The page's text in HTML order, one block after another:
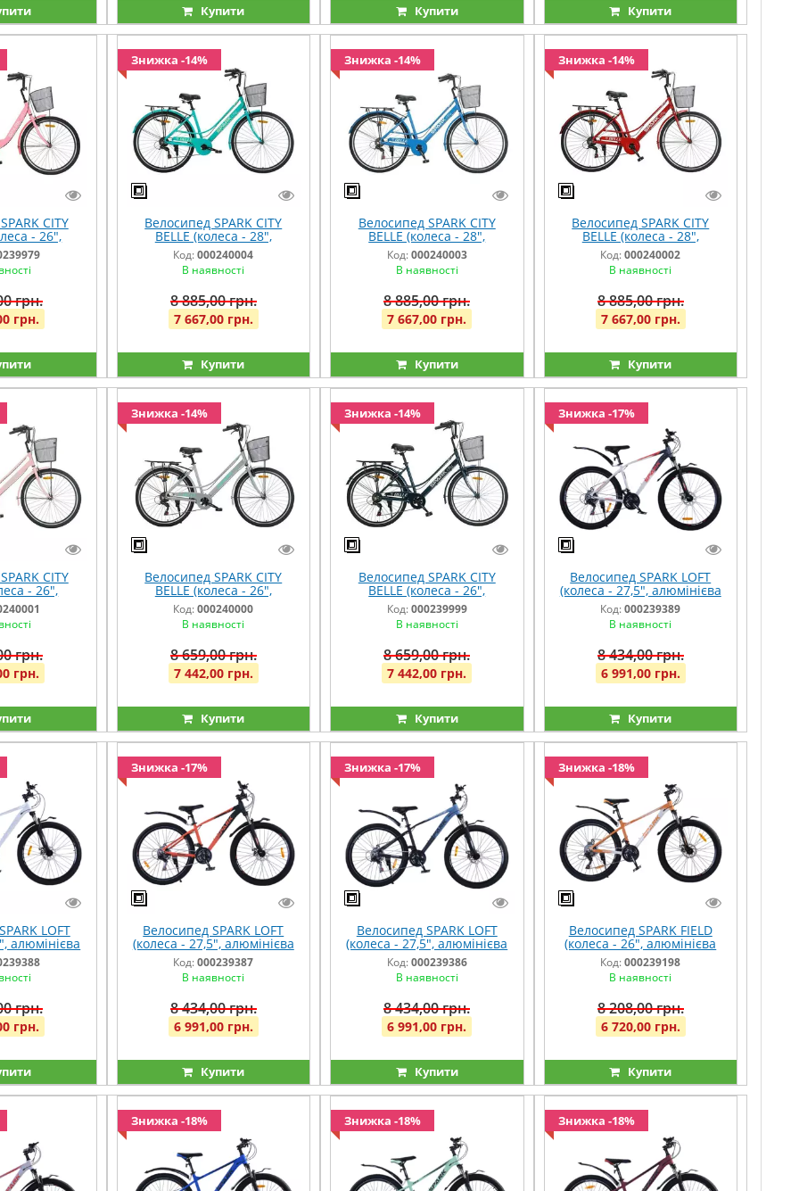
Купити Купити Купити
CITY
- 26",
рама - 17")
грн.
грн.
Знижка -14%
Велосипед SPARK CITY
BELLE (колеса - 28",
алюмінієва рама - 18")
бірюзовий
Код:000240004
В наявності
8 885,00 грн.
7 667,00 грн.
Купити
Знижка -14%
Велосипед SPARK CITY
BELLE (колеса - 28",
алюмінієва рама - 18")
синій
Код:000240003
В наявності
8 885,00 грн.
7 667,00 грн.
Купити
Знижка -14%
Велосипед SPARK CITY
BELLE (колеса - 28",
алюмінієва рама - 18")
червоний
Код:000240002
В наявності
8 885,00 грн.
7 667,00 грн.
Купити
CITY
- 26",
рама - 17")
грн.
грн.
Знижка -14%
Велосипед SPARK CITY
BELLE (колеса - 26",
алюмінієва рама - 17")
сірий
Код:000240000
В наявності
8 659,00 грн.
7 442,00 грн.
Купити
Знижка -14%
Велосипед SPARK CITY
BELLE (колеса - 26",
алюмінієва рама - 17")
темно-синій
Код:000239999
В наявності
8 659,00 грн.
7 442,00 грн.
Купити
Знижка -17%
Велосипед SPARK LOFT
(колеса - 27,5", алюмінієва
рама - 17") світло-сірий із
графітовим
Код:000239389
В наявності
8 434,00 грн.
6 991,00 грн.
Купити
LOFT
алюмінієва
білий
грн.
грн.
Знижка -17%
Велосипед SPARK LOFT
(колеса - 27,5", алюмінієва
рама - 15") чорний із
помаранчевим
Код:000239387
В наявності
8 434,00 грн.
6 991,00 грн.
Купити
Знижка -17%
Велосипед SPARK LOFT
(колеса - 27,5", алюмінієва
рама - 15") синій із темно-
синім
Код:000239386
В наявності
8 434,00 грн.
6 991,00 грн.
Купити
Знижка -18%
Велосипед SPARK FIELD
(колеса - 26", алюмінієва
рама - 15") помаранчевий
із сірим
Код:000239198
В наявності
8 208,00 грн.
6 720,00 грн.
Купити
Знижка -18% Знижка -18% Знижка -18%